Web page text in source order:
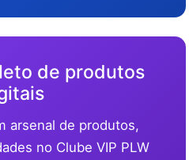
de produtos
arsenal de produtos,
no Clube VIP PLW